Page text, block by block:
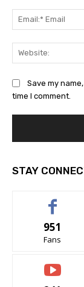
Save my
time I comment.
STAY
951
Fans